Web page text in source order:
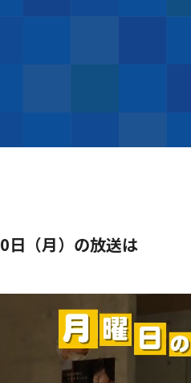
日（月）の放送は